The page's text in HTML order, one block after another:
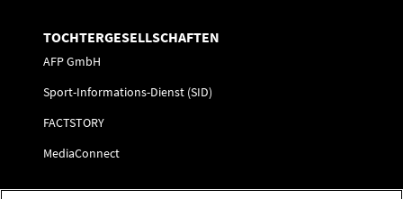
TOCHTERGESELLSCHAFTEN
AFP GmbH
Sport-Informations-Dienst (SID)
FACTSTORY
MediaConnect